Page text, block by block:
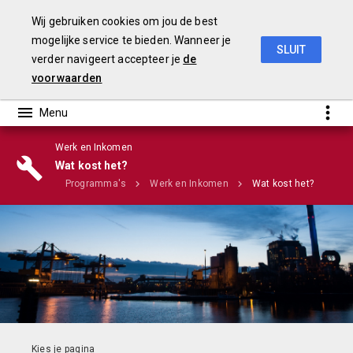
Werk en Inkomen
Wat kost het?
Home Programma's Werk en Inkomen Wat kost het?
Wij gebruiken cookies om jou de best
mogelijke service te bieden. Wanneer je
verder navigeert accepteer je de
voorwaarden
SLUIT